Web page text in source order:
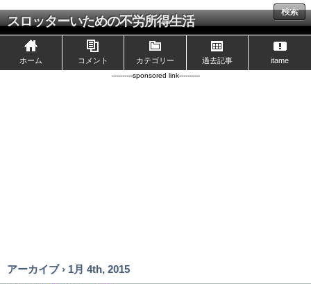
スロッターいための不労所得生活
検索
ホーム コメント カテゴリー 過去記事 itame
----------sponsored link----------
アーカイブ › 1月 4th, 2015